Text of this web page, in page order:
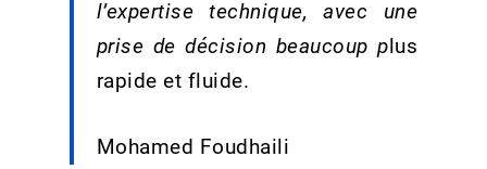
l’expertise technique, avec une
prise de décision beaucoup plus
rapide et fluide.
Mohamed Foudhaili